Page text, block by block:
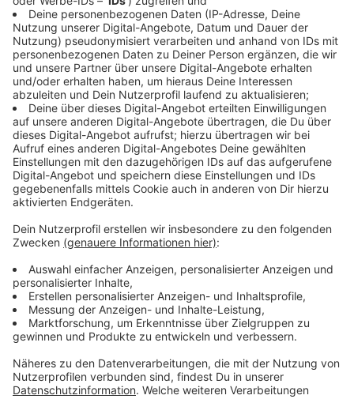
fliehen. Gemeinsam mit einer terroristischen
Vereinigung will Benni erneut zum Schlag ausholen.
Und sieht sich plötzlich ihrer Schwester als
Gegenspielerin gegenüber. Denn die arbeitet fortan für
eine Cybercrime-Einheit des Bundeskriminalamts.
Streaming-Dienst: Paramount+
Anzeige
Der Patenonkel der beiden Schwestern, Christoph
(Peter Kurth), hilft Anna aus dem Gefängnis. Doch